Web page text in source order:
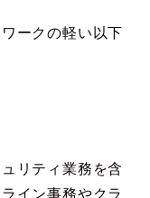
ークの軽い以下
リティ業務を含
イン事務やクラ